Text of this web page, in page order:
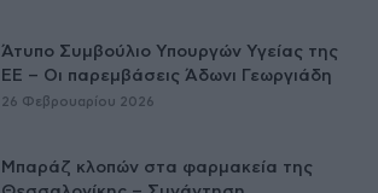
Άτυπο Συμβούλιο Υπουργών Υγείας της
ΕE – Οι παρεμβάσεις Άδωνι Γεωργιάδη
26 Φεβρουαρίου 2026
Μπαράζ κλοπών στα φαρμακεία της